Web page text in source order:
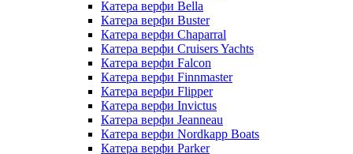
Катера верфи Bella
Катера верфи Buster
Катера верфи Chaparral
Катера верфи Cruisers Yachts
Катера верфи Falcon
Катера верфи Finnmaster
Катера верфи Flipper
Катера верфи Invictus
Катера верфи Jeanneau
Катера верфи Nordkapp Boats
Катера верфи Parker